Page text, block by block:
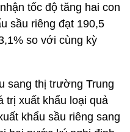
tốc độ tăng hai con
sầu riêng đạt 190,5
so với cùng kỳ
sang thị trường Trung
trị xuất khẩu loại quả
khẩu sầu riêng sang